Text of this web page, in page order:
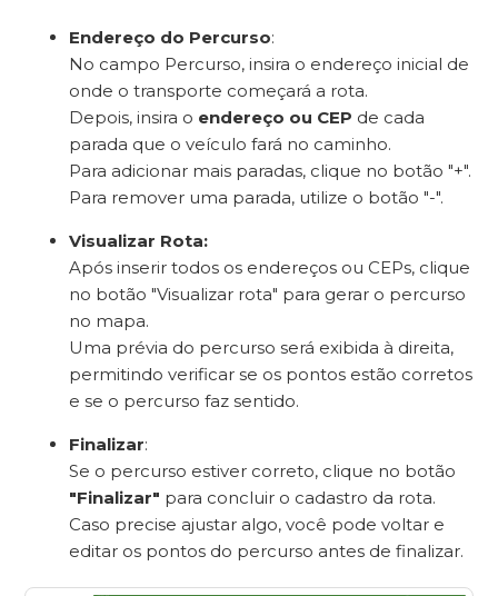
Endereço do Percurso:
No campo Percurso, insira o endereço inicial de
onde o transporte começará a rota.
Depois, insira o endereço ou CEP de cada
parada que o veículo fará no caminho.
Para adicionar mais paradas, clique no botão "+".
Para remover uma parada, utilize o botão "-".
Visualizar Rota:
Após inserir todos os endereços ou CEPs, clique
no botão "Visualizar rota" para gerar o percurso
no mapa.
Uma prévia do percurso será exibida à direita,
permitindo verificar se os pontos estão corretos
e se o percurso faz sentido.
Finalizar:
Se o percurso estiver correto, clique no botão
"Finalizar" para concluir o cadastro da rota.
Caso precise ajustar algo, você pode voltar e
editar os pontos do percurso antes de finalizar.